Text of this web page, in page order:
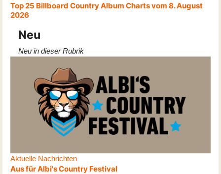
Top 25 Billboard Country Album Charts vom 8. August
2026
Neu
Neu in dieser Rubrik
Aktuelle Nachrichten
Aus für Albi's Country Festival